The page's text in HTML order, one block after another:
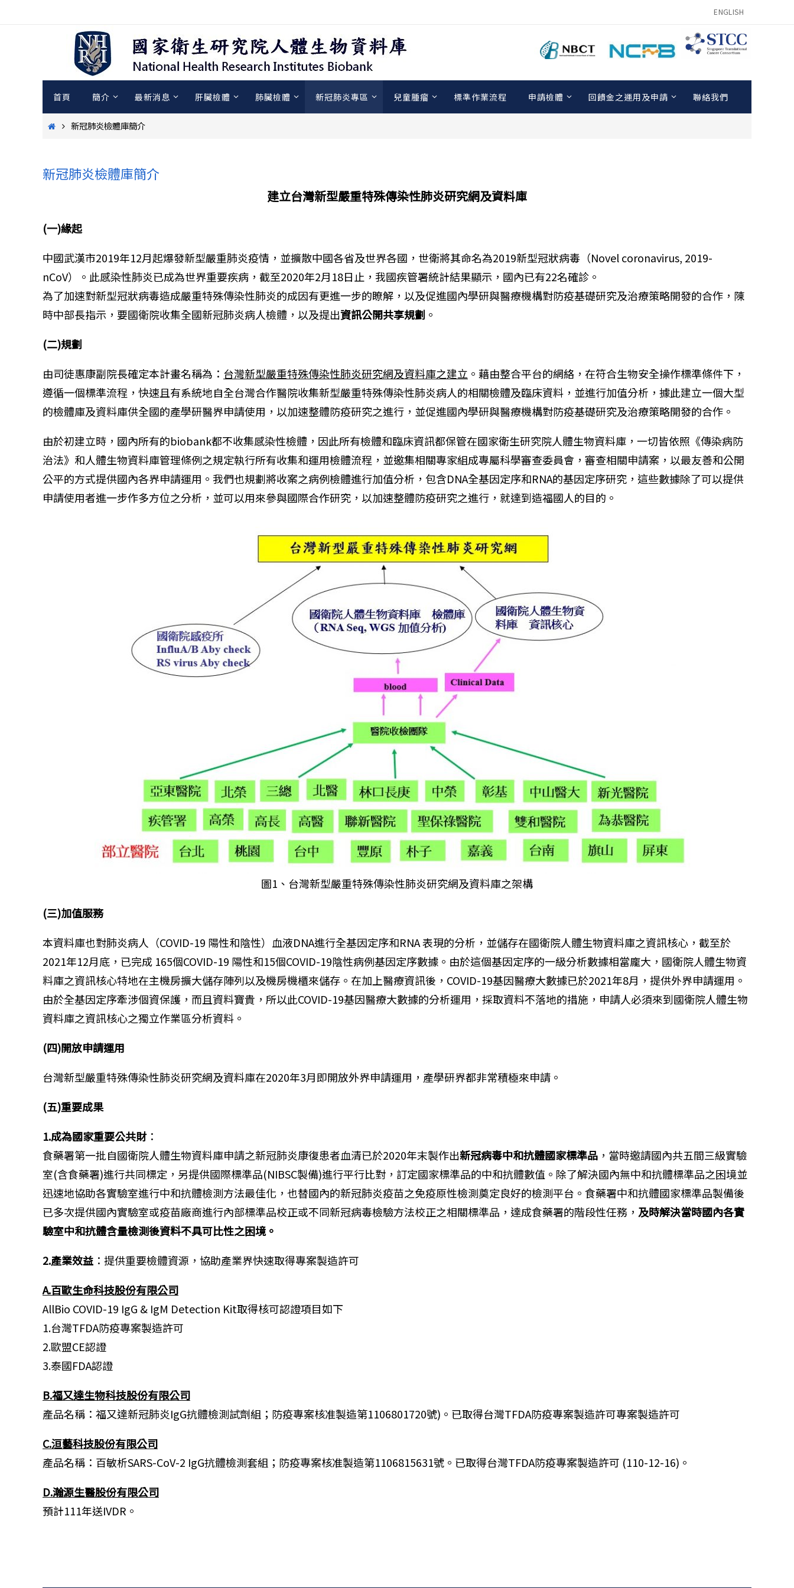
ENGLISH
content
首頁 簡介 最新消息 肝臟檢體 肺臟檢體 新冠肺炎專區 兒童腫瘤 標準作業流程 申請檢體 回饋金之運用及申請 聯絡我們
Home新冠肺炎檢體庫簡介
新冠肺炎檢體庫簡介
建立台灣新型嚴重特殊傳染性肺炎研究網及資料庫
(一)緣起
中國武漢市2019年12月起爆發新型嚴重肺炎疫情，並擴散中國各省及世界各國，世衛將其命名為2019新型冠狀病毒（Novel coronavirus, 2019-
nCoV）。此感染性肺炎已成為世界重要疾病，截至2020年2月18日止，我國疾管署統計結果顯示，國內已有22名確診。
為了加速對新型冠狀病毒造成嚴重特殊傳染性肺炎的成因有更進一步的瞭解，以及促進國內學研與醫療機構對防疫基礎研究及治療策略開發的合作，陳
時中部長指示，要國衛院收集全國新冠肺炎病人檢體，以及提出資訊公開共享規劃 。
(二)規劃
由司徒惠康副院長確定本計畫名稱為： 台灣新型嚴重特殊傳染性肺炎研究網及資料庫之建立 。藉由整合平台的網絡，在符合生物安全操作標準條件下，
遵循一個標準流程，快速且有系統地自全台灣合作醫院收集新型嚴重特殊傳染性肺炎病人的相關檢體及臨床資料，並進行加值分析，據此建立一個大型
的檢體庫及資料庫供全國的產學研醫界申請使用，以加速整體防疫研究之進行，並促進國內學研與醫療機構對防疫基礎研究及治療策略開發的合作。
由於初建立時，國內所有的biobank都不收集感染性檢體，因此所有檢體和臨床資訊都保管在國家衛生研究院人體生物資料庫，一切皆依照《傳染病防
治法》和人體生物資料庫管理條例之規定執行所有收集和運用檢體流程，並邀集相關專家組成專屬科學審查委員會，審查相關申請案，以最友善和公開
公平的方式提供國內各界申請運用。我們也規劃將收案之病例檢體進行加值分析，包含DNA全基因定序和RNA的基因定序研究，這些數據除了可以提供
申請使用者進一步作多方位之分析，並可以用來參與國際合作研究，以加速整體防疫研究之進行，就達到造福國人的目的。
圖1、台灣新型嚴重特殊傳染性肺炎研究網及資料庫之架構
(三)加值服務
本資料庫也對肺炎病人（COVID-19 陽性和陰性）血液DNA進行全基因定序和RNA 表現的分析，並儲存在國衛院人體生物資料庫之資訊核心，截至於
2021年12月底，已完成 165個COVID-19 陽性和15個COVID-19陰性病例基因定序數據。由於這個基因定序的一級分析數據相當龐大，國衛院人體生物資
料庫之資訊核心特地在主機房擴大儲存陣列以及機房機櫃來儲存。在加上醫療資訊後，COVID-19基因醫療大數據已於2021年8月，提供外界申請運用。
由於全基因定序牽涉個資保護，而且資料寶貴，所以此COVID-19基因醫療大數據的分析運用，採取資料不落地的措施，申請人必須來到國衛院人體生物
資料庫之資訊核心之獨立作業區分析資料。
(四)開放申請運用
台灣新型嚴重特殊傳染性肺炎研究網及資料庫在2020年3月即開放外界申請運用，產學研界都非常積極來申請。
(五)重要成果
1.成為國家重要公共財：
食藥署第一批自國衛院人體生物資料庫申請之新冠肺炎康復患者血清已於2020年末製作出新冠病毒中和抗體國家標準品 ，當時邀請國內共五間三級實驗
室(含食藥署)進行共同標定，另提供國際標準品(NIBSC製備)進行平行比對，訂定國家標準品的中和抗體數值。除了解決國內無中和抗體標準品之困境並
迅速地協助各實驗室進行中和抗體檢測方法最佳化，也替國內的新冠肺炎疫苗之免疫原性檢測奠定良好的檢測平台。食藥署中和抗體國家標準品製備後
已多次提供國內實驗室或疫苗廠商進行內部標準品校正或不同新冠病毒檢驗方法校正之相關標準品，達成食藥署的階段性任務， 及時解決當時國內各實
驗室中和抗體含量檢測後資料不具可比性之困境。
2.產業效益 ：提供重要檢體資源，協助產業界快速取得專案製造許可
A.百歐生命科技股份有限公司
AllBio COVID-19 IgG & IgM Detection Kit取得核可認證項目如下
1.台灣TFDA防疫專案製造許可
2.歐盟CE認證
3.泰國FDA認證
B.福又達生物科技股份有限公司
產品名稱：福又達新冠肺炎IgG抗體檢測試劑組；防疫專案核准製造第1106801720號)。已取得台灣TFDA防疫專案製造許可專案製造許可
C.洹藝科技股份有限公司
產品名稱：百敏析SARS-CoV-2 IgG抗體檢測套組；防疫專案核准製造第1106815631號。已取得台灣TFDA防疫專案製造許可 (110-12-16)。
D.瀚源生醫股份有限公司
預計111年送IVDR。